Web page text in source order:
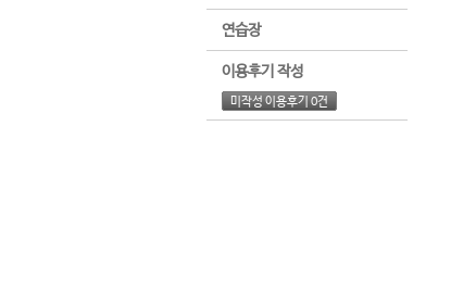
연습장
이용후기 작성
미작성 이용후기 0건